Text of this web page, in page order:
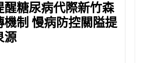
醒糖尿病代際新竹森
機制 慢病防控關隘提
源